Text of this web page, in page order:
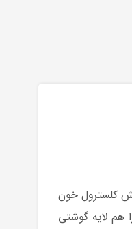
بسیاری به کاهش کلسترول خون
هم لایه گوشتی